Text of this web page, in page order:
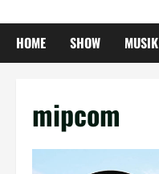
HOME SHOW MUSIK
mipcom